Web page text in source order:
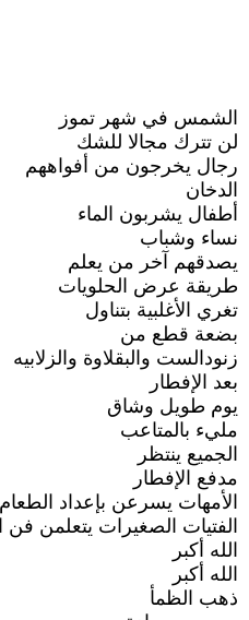
الشمس في شهر تموز
لن تترك مجالا للشك
رجال يخرجون من أفواههم
الدخان
أطفال يشربون الماء
نساء وشباب
يصدقهم آخر من يعلم
طريقة عرض الحلويات
تغري الأغلبية بتناول
بضعة قطع من
زنودالست والبقلاوة والزلابيه
بعد الإفطار
يوم طويل وشاق
مليء بالمتاعب
الجميع ينتظر
مدفع الإفطار
الأمهات يسرعن بإعداد الطعام
الفتيات الصغيرات يتعلمن فن
الله أكبر
الله أكبر
ذهب الظمأ